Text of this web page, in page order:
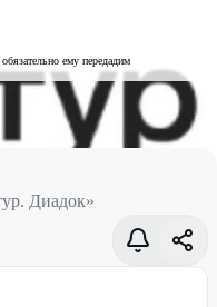
ему передадим
Диадок» со скидкой
Диадок»